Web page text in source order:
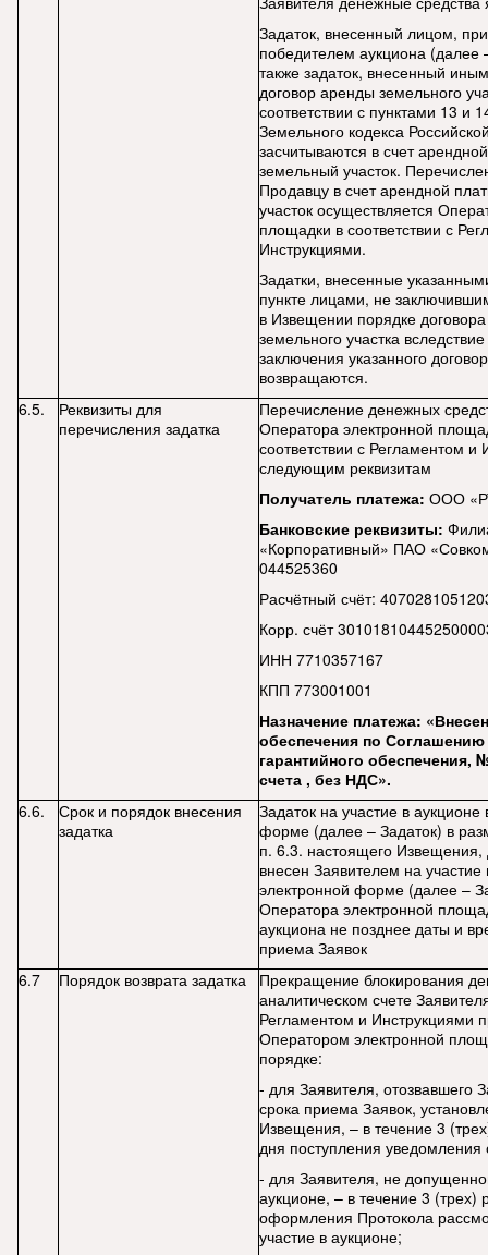
Задаток, внесенный лицом,
победителем аукциона (далее
также задаток, внесенный
договор аренды земельного
соответствии с пунктами 13 и
Земельного кодекса
засчитываются в счет
земельный участок.
Продавцу в счет арендной
участок осуществляется
площадки в соответствии с
Инструкциями.
Задатки, внесенные
пункте лицами, не
в Извещении порядке
земельного участка
заключения указанного
возвращаются.
6.5.
Реквизиты для
перечисления задатка
Перечисление денежных
Оператора электронной
соответствии с Регламентом и
следующим реквизитам
Получатель платежа: ООО
Банковские реквизиты:
«Корпоративный» ПАО
044525360
Расчётный счёт:
Корр. счёт
ИНН 7710357167
КПП 773001001
Назначение платежа:
обеспечения по
гарантийного обеспечения,
счета , без НДС».
6.6.
Срок и порядок внесения
задатка
Задаток на участие в аукционе
форме (далее – Задаток) в
п. 6.3. настоящего
внесен Заявителем на участие
электронной форме (далее –
Оператора электронной
аукциона не позднее даты и
приема Заявок
6.7
Порядок возврата задатка
Прекращение блокирования
аналитическом счете
Регламентом и Инструкциями
Оператором электронной
порядке:
- для Заявителя, отозвавшего
срока приема Заявок,
Извещения, – в течение 3
дня поступления уведомления
- для Заявителя, не
аукционе, – в течение 3 (трех)
оформления Протокола
участие в аукционе;